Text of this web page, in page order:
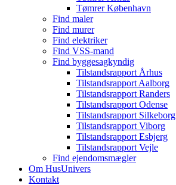
Tømrer København
Find maler
Find murer
Find elektriker
Find VSS-mand
Find byggesagkyndig
Tilstandsrapport Århus
Tilstandsrapport Aalborg
Tilstandsrapport Randers
Tilstandsrapport Odense
Tilstandsrapport Silkeborg
Tilstandsrapport Viborg
Tilstandsrapport Esbjerg
Tilstandsrapport Vejle
Find ejendomsmægler
Om HusUnivers
Kontakt